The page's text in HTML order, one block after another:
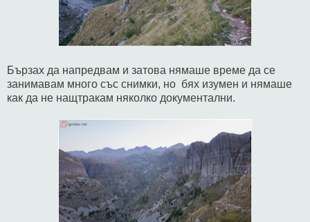
Бързах да напредвам и затова нямаше време да се
занимавам много със снимки, но бях изумен и нямаше
как да не нащтракам няколко документални.